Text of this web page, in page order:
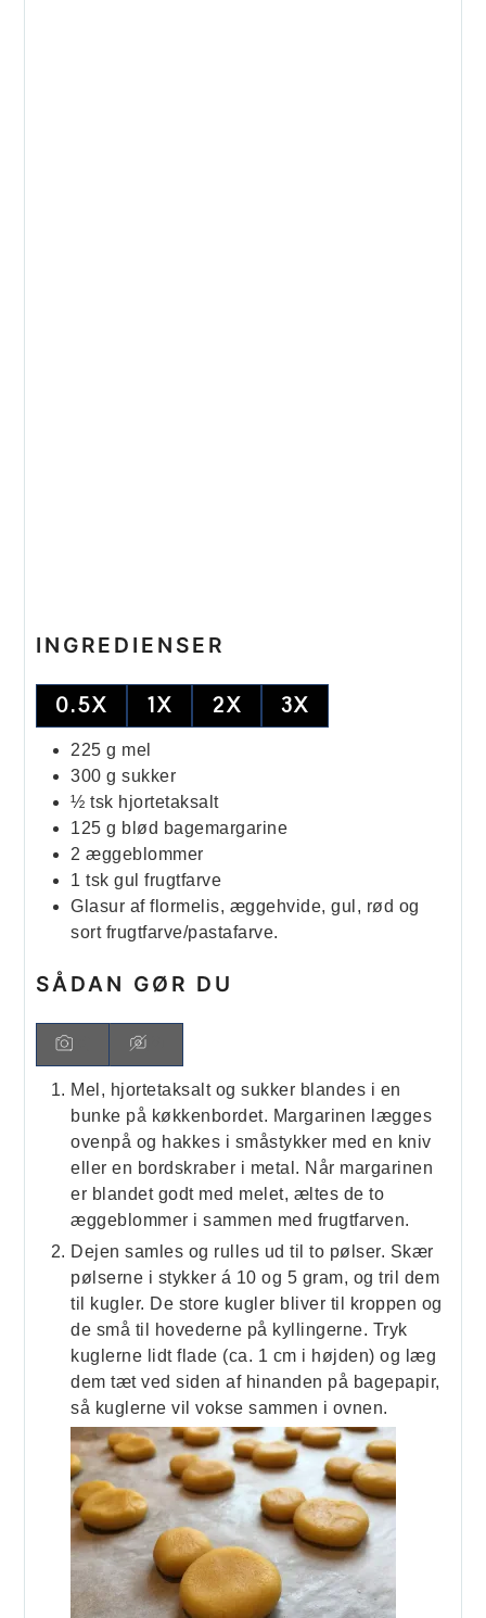
INGREDIENSER
0.5X 1X 2X 3X
225 g mel
300 g sukker
½ tsk hjortetaksalt
125 g blød bagemargarine
2 æggeblommer
1 tsk gul frugtfarve
Glasur af flormelis, æggehvide, gul, rød og
sort frugtfarve/pastafarve.
SÅDAN GØR DU
Mel, hjortetaksalt og sukker blandes i en
bunke på køkkenbordet. Margarinen lægges
ovenpå og hakkes i småstykker med en kniv
eller en bordskraber i metal. Når margarinen
er blandet godt med melet, æltes de to
æggeblommer i sammen med frugtfarven.
Dejen samles og rulles ud til to pølser. Skær
pølserne i stykker á 10 og 5 gram, og tril dem
til kugler. De store kugler bliver til kroppen og
de små til hovederne på kyllingerne. Tryk
kuglerne lidt flade (ca. 1 cm i højden) og læg
dem tæt ved siden af hinanden på bagepapir,
så kuglerne vil vokse sammen i ovnen.